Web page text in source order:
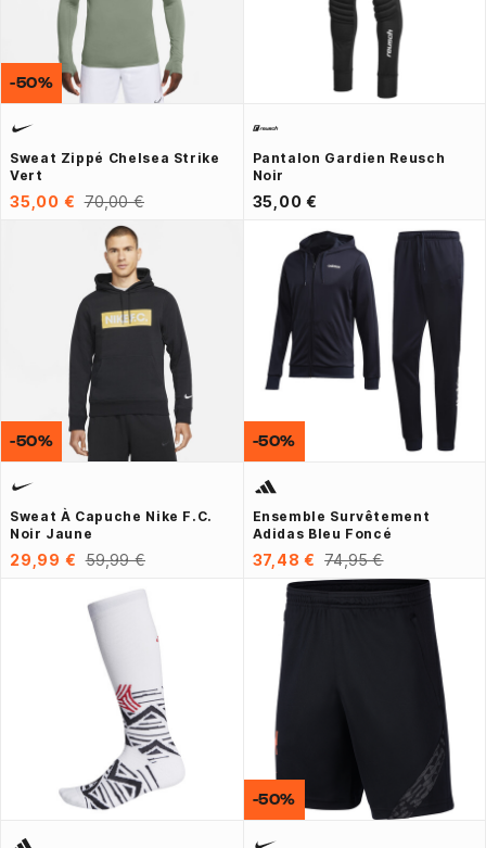
Sweat Zippé Chelsea Strike
Vert
35,00 € 70,00 €
-50%
Pantalon Gardien Reusch
Noir
35,00 €
Sweat À Capuche Nike F.C.
Noir Jaune
29,99 € 59,99 €
-50%
Ensemble Survêtement
Adidas Bleu Foncé
37,48 € 74,95 €
-50%
-50%